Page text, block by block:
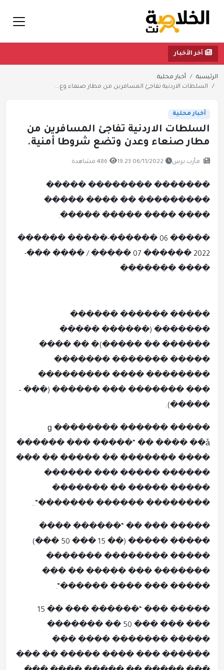
آخر الأخبار
الرئيسية
أخبار محلية
السلطات الاردنية تفاجئ المسافرين من مطار صنعاء وع...
أخبار محلية
السلطات الاردنية تفاجئ المسافرين من
مطار صنعاء وعدن وتضع شروطا أمنية.
مأرب برس 06/11/2022 19:23 486 مشاهدة
������� �������� �����
��������� �� ���� �����
���� ���� ����� �����.
����� 06 ������-����� ������
2022 ������ 07 ����� / ���� ���-
���� �������
����� ������ ������
������� (������ �����
������ �� �����)� �� ����
����� ������� �������
�������� ���� ���������
��� ������� ��� ������ (��� –
�����).
����� ������ ������ɡ ��
���� ��ǡ �� “����� ��� ������
���� ������� �� ����� �� ���
������ ����� ��� ������
����� ����� �� �������
�������� ������ �������”..
����� ��� �� “������ ����
����� ����� (�� 15 ��� 50 ���)
����� �������� �������
������� ��� ����� �� ���
����� ��� ���� ������”.
����� ��� “������ ��� �� 15
��� ��� ��� 50 �� �������
����� ������� ���� ���
������ ��� ���� ����� �� ���